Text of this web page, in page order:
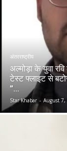
अंतरराष्ट्रीय
अल्मोड़ा के युवा
टेस्ट फ्लाइट से
”...
Star Khabar - August 7,